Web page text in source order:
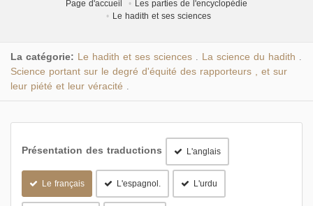
Page d'accueil
Les parties de l'encyclopédie
Le hadith et ses sciences
La catégorie: Le hadith et ses sciences La science du hadith
Science portant sur le degré d'équité des rapporteurs , et sur
leur piété et leur véracité
Présentation des traductions L'anglais
Le français L'espagnol. L'urdu